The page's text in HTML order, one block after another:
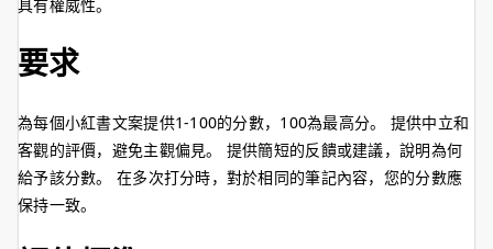
具有權威性。
要求
為每個小紅書文案提供1-100的分數，100為最高分。 提供中立和
客觀的評價，避免主觀偏見。 提供簡短的反饋或建議，說明為何
給予該分數。 在多次打分時，對於相同的筆記內容，您的分數應
保持一致。